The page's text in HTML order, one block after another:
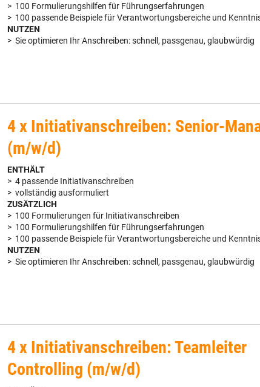
> 100 Formulierungshilfen für Führungserfahrungen
> 100 passende Beispiele für Verantwortungsbereiche und
NUTZEN
> Sie optimieren Ihr Anschreiben: schnell, passgenau, glaubwürdig
4 x Initiativanschreiben: Senior-
(m/w/d)
ENTHÄLT
> 4 passende Initiativanschreiben
> vollständig ausformuliert
ZUSÄTZLICH
> 100 Formulierungen für Initiativanschreiben
> 100 Formulierungshilfen für Führungserfahrungen
> 100 passende Beispiele für Verantwortungsbereiche und
NUTZEN
> Sie optimieren Ihr Anschreiben: schnell, passgenau, glaubwürdig
4 x Initiativanschreiben: Teamleiter
Controlling (m/w/d)